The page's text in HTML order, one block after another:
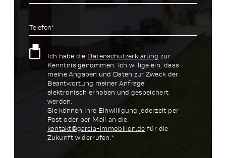
Telefon*
Ich habe die Datenschutzerklärung zur
Kenntnis genommen. Ich willige ein, dass
meine Angaben und Daten zur Zweck der
Beantwortung meiner Anfrage
elektronisch erhoben und gespeichert
werden.
Sie können Ihre Einwilligung jederzeit per
Post oder per Mail an die
kontakt@garcia-immobilien.de für die
Zukunft widerrufen.*